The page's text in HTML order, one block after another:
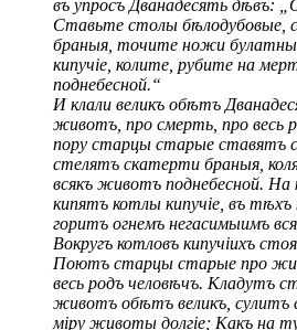
въ упросъ Дванадесять дѣвъ:
Ставьте столы бѣлодубовые,
браныя, точите ножи
кипучіе, колите, рубите на
поднебесной.“
И клали великъ обѣтъ
животъ, про смерть, про весь
пору старцы старые ставятъ
стелятъ скатерти браныя,
всякъ животъ поднебесной. На
кипятъ котлы кипучіе, въ тѣхъ
горитъ огнемъ негасимыимъ
Вокругъ котловъ кипучіихъ
Поютъ старцы старые про
весь родъ человѣчъ. Кладутъ
животъ обѣтъ великъ, сулитъ
міру животы долгіе; Какъ на